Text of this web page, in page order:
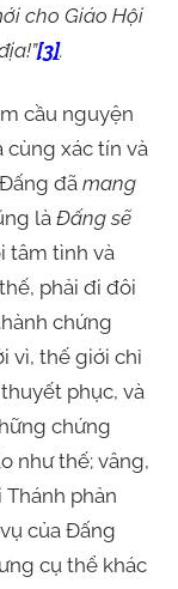
cho Giáo Hội
[3].
cầu nguyện
cùng xác tín và
đãmang
làĐấng sẽ
tâm tình và
phải đi đôi
chứng
vì, thế giới chỉ
phục, và
chứng
như thế; vâng,
phản
của Đấng
cụ thể khác